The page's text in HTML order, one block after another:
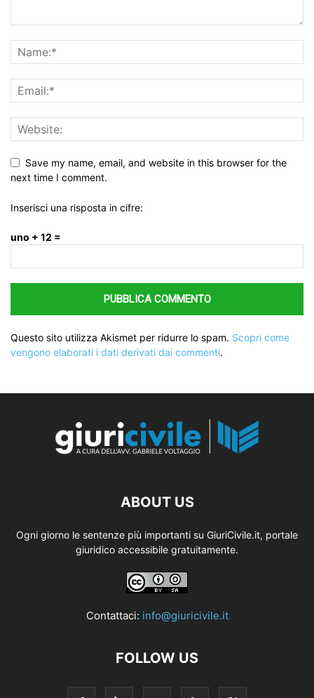
Save my name, email, and website in this browser for the
next time I comment.
Inserisci una risposta in cifre:
uno + 12 =
Questo sito utilizza Akismet per ridurre lo spam. Scopri come
vengono elaborati i dati derivati dai commenti.
ABOUT US
Ogni giorno le sentenze più importanti su GiuriCivile.it, portale
giuridico accessibile gratuitamente.
Contattaci: info@giuricivile.it
FOLLOW US